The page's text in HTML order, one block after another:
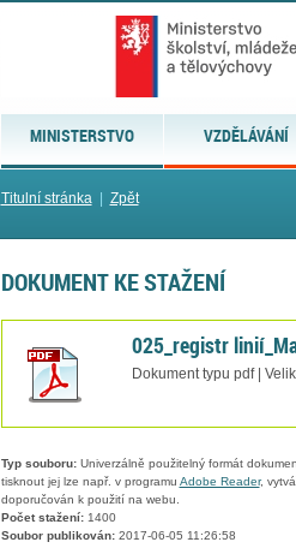
MINISTERSTVO VZDĚLÁVÁNÍ
Titulní stránka| Zpět
DOKUMENT KE STAŽENÍ
025_registr
Dokument typu pdf |
Typ souboru:Univerzálně použitelný formát
tisknout jej lze např. v programu Adobe Reader,
doporučován k použití na webu.
Počet stažení:1400
Soubor publikován:2017-06-05 11:26:58